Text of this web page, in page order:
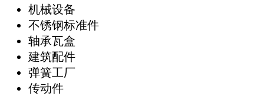
机械设备
不锈钢标准件
轴承瓦盒
建筑配件
弹簧工厂
传动件